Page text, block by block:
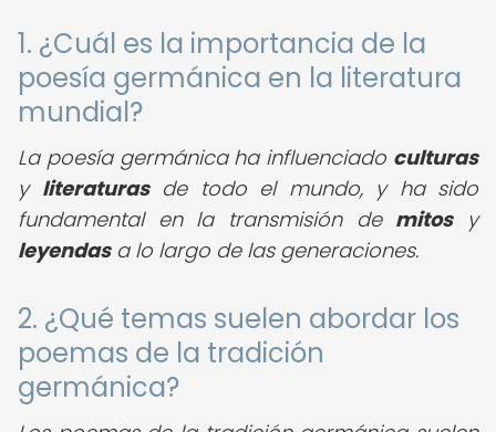
1. ¿Cuál es la importancia de la
poesía germánica en la literatura
mundial?
La poesía germánica ha influenciado culturas
y literaturasde todo el mundo, y ha sido
fundamental en la transmisión de mitosy
leyendasa lo largo de las generaciones.
2. ¿Qué temas suelen abordar los
poemas de la tradición
germánica?